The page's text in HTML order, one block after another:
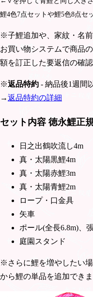
鯉4色7点セットや鯉5色8点セ
※子鯉追加や、家紋・名
お買い物システムで商品
額を訂正した要返信の確
※返品特約 - 納品後1週間
→返品特約の詳細
セット内容 徳永鯉正
日之出鶴吹流し4m
真・太陽黒鯉4m
真・太陽赤鯉3m
真・太陽青鯉2m
ロープ・口金具
矢車
ポール(全長6.8m)、
庭園スタンド
※さらに鯉を増やしたい場
から鯉の単品を追加できま